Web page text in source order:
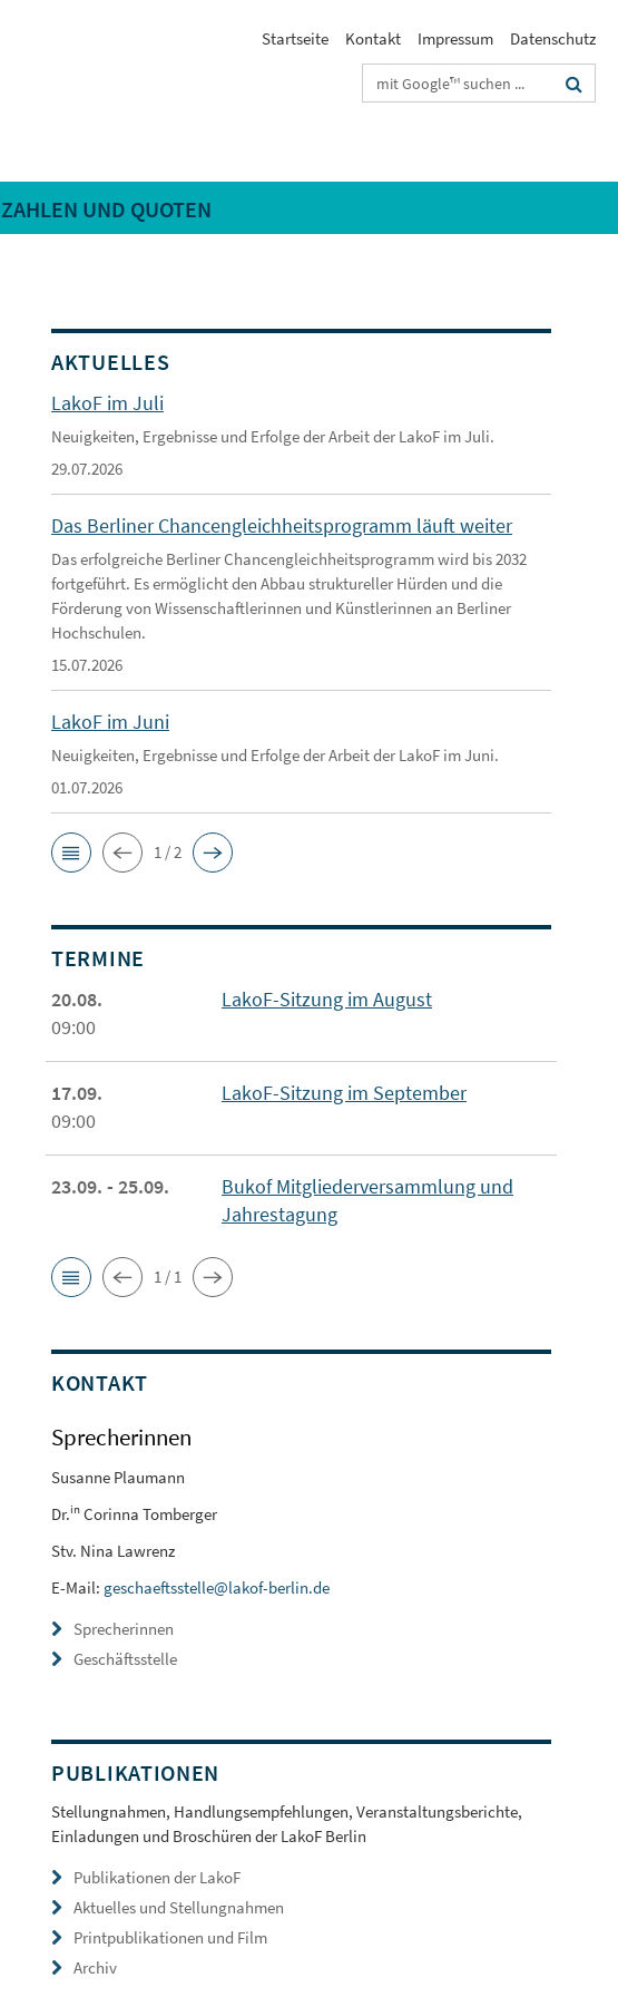
Startseite Kontakt Impressum
Datenschutz
Suchbegriffe
ZAHLEN UND QUOTEN
AKTUELLES
LakoF im Juli
Neuigkeiten, Ergebnisse und Erfolge der Arbeit der LakoF im Juli.
29.07.2026
Das Berliner Chancengleichheitsprogramm läuft weiter
Das erfolgreiche Berliner Chancengleichheitsprogramm wird bis 2032
fortgeführt. Es ermöglicht den Abbau struktureller Hürden und die
Förderung von Wissenschaftlerinnen und Künstlerinnen an Berliner
Hochschulen.
15.07.2026
LakoF im Juni
Neuigkeiten, Ergebnisse und Erfolge der Arbeit der LakoF im Juni.
01.07.2026
1 / 2
TERMINE
20.08.
09:00
LakoF-Sitzung im August
17.09.
09:00
LakoF-Sitzung im September
23.09. - 25.09.
Bukof Mitgliederversammlung und
Jahrestagung
1 / 1
KONTAKT
Sprecherinnen
Susanne Plaumann
Dr.in Corinna Tomberger
Stv. Nina Lawrenz
E-Mail: geschaeftsstelle@lakof-berlin.de
Sprecherinnen
Geschäftsstelle
PUBLIKATIONEN
Stellungnahmen, Handlungsempfehlungen, Veranstaltungsberichte,
Einladungen und Broschüren der LakoF Berlin
Publikationen der LakoF
Aktuelles und Stellungnahmen
Printpublikationen und Film
Archiv